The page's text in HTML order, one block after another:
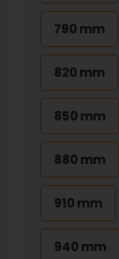
790 mm
820 mm
850 mm
880 mm
910 mm
940 mm